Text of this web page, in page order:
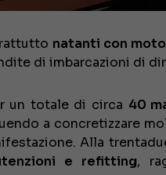
natanti con
di imbarcazioni di
un totale di circa 40
a concretizzare
Alla
e refitting,